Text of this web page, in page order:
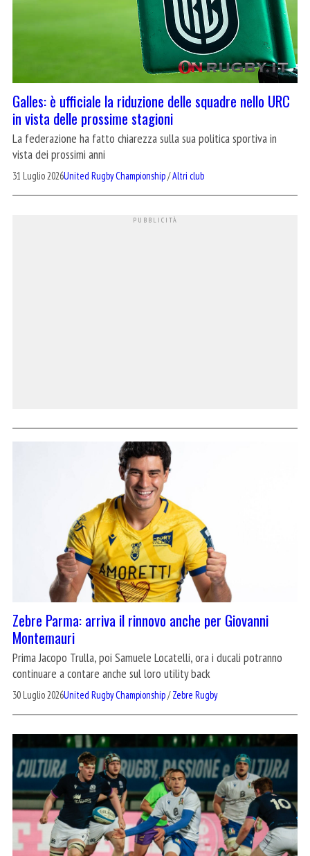
Galles: è ufficiale la riduzione delle squadre nello URC
in vista delle prossime stagioni
La federazione ha fatto chiarezza sulla sua politica sportiva in
vista dei prossimi anni
31 Luglio 2026United Rugby Championship/Altri club
Zebre Parma: arriva il rinnovo anche per Giovanni
Montemauri
Prima Jacopo Trulla, poi Samuele Locatelli, ora i ducali potranno
continuare a contare anche sul loro utility back
30 Luglio 2026United Rugby Championship/Zebre Rugby